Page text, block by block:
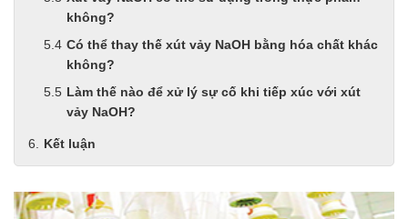
không?
Có thể thay thế xút vảy NaOH bằng hóa chất khác
không?
Làm thế nào để xử lý sự cố khi tiếp xúc với xút
vảy NaOH?
Kết luận